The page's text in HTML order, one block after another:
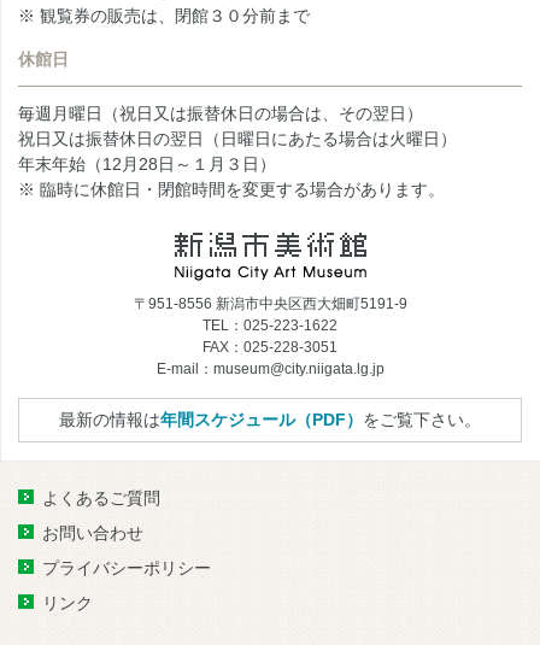
※ 観覧券の販売は、閉館３０分前まで
休館日
毎週月曜日（祝日又は振替休日の場合は、その翌日）
祝日又は振替休日の翌日（日曜日にあたる場合は火曜日）
年末年始（12月28日～１月３日）
※ 臨時に休館日・閉館時間を変更する場合があります。
〒951-8556 新潟市中央区西大畑町5191-9
TEL：025-223-1622
FAX：025-228-3051
E-mail：museum@city.niigata.lg.jp
最新の情報は年間スケジュール（PDF） をご覧下さい。
よくあるご質問
お問い合わせ
プライバシーポリシー
リンク